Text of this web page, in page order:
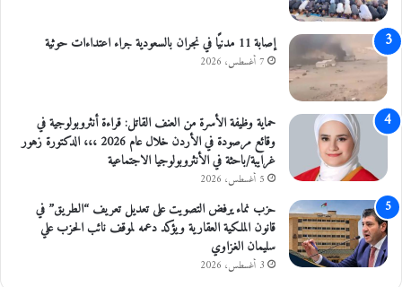
ل
م
خ
ر
ة
ف
ا
ب
ا
د
ي
إصابة 11 مدنيًا في نجران بالسعودية جراء اعتداءات حوثية
7 أغسطس، 2026
حماية وظيفة الأسرة من العنف القاتل: قراءة أنثروبولوجية في
وقائع مرصودة في الأردن خلال عام 2026 ،،، الدكتورة زهور
غرايبة/باحثة في الأنثروبولوجيا الاجتماعية
5 أغسطس، 2026
حزب نماء يرفض التصويت على تعديل تعريف “الطريق” في
قانون الملكية العقارية ويؤكد دعمه لموقف نائب الحزب علي
سليمان الغزاوي
3 أغسطس، 2026